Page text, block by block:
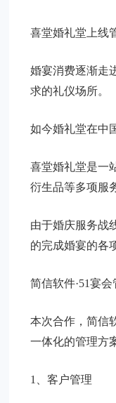
喜堂婚礼堂上线
婚宴消费逐渐走
求的礼仪场所。
如今婚礼堂在中
喜堂婚礼堂是一
衍生品等多项服
由于婚庆服务战
的完成婚宴的各
简信软件·51宴
本次合作，简信
一体化的管理方
1、客户管理